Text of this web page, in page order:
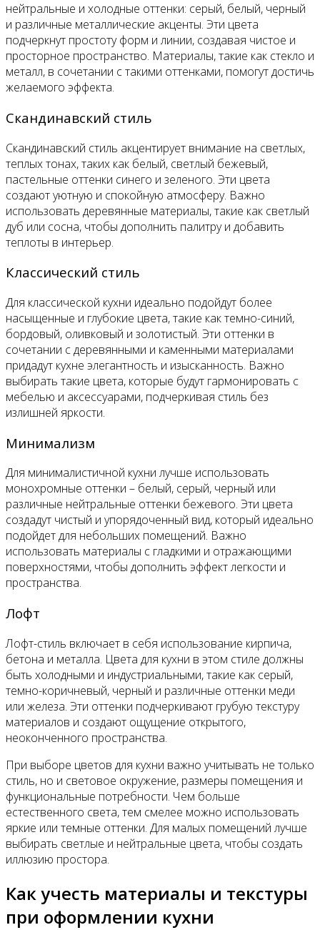
нейтральные и холодные оттенки: серый, белый, черный
и различные металлические акценты. Эти цвета
подчеркнут простоту форм и линии, создавая чистое и
просторное пространство. Материалы, такие как стекло и
металл, в сочетании с такими оттенками, помогут достичь
желаемого эффекта.
Скандинавский стиль
Скандинавский стиль акцентирует внимание на светлых,
теплых тонах, таких как белый, светлый бежевый,
пастельные оттенки синего и зеленого. Эти цвета
создают уютную и спокойную атмосферу. Важно
использовать деревянные материалы, такие как светлый
дуб или сосна, чтобы дополнить палитру и добавить
теплоты в интерьер.
Классический стиль
Для классической кухни идеально подойдут более
насыщенные и глубокие цвета, такие как темно-синий,
бордовый, оливковый и золотистый. Эти оттенки в
сочетании с деревянными и каменными материалами
придадут кухне элегантность и изысканность. Важно
выбирать такие цвета, которые будут гармонировать с
мебелью и аксессуарами, подчеркивая стиль без
излишней яркости.
Минимализм
Для минималистичной кухни лучше использовать
монохромные оттенки – белый, серый, черный или
различные нейтральные оттенки бежевого. Эти цвета
создадут чистый и упорядоченный вид, который идеально
подойдет для небольших помещений. Важно
использовать материалы с гладкими и отражающими
поверхностями, чтобы дополнить эффект легкости и
пространства.
Лофт
Лофт-стиль включает в себя использование кирпича,
бетона и металла. Цвета для кухни в этом стиле должны
быть холодными и индустриальными, такие как серый,
темно-коричневый, черный и различные оттенки меди
или железа. Эти оттенки подчеркивают грубую текстуру
материалов и создают ощущение открытого,
неоконченного пространства.
При выборе цветов для кухни важно учитывать не только
стиль, но и световое окружение, размеры помещения и
функциональные потребности. Чем больше
естественного света, тем смелее можно использовать
яркие или темные оттенки. Для малых помещений лучше
выбирать светлые и нейтральные цвета, чтобы создать
иллюзию простора.
Как учесть материалы и текстуры
при оформлении кухни